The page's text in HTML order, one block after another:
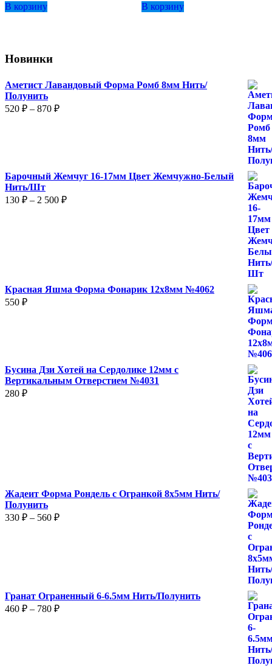
В корзину В корзину
Новинки
Аметист Лавандовый Форма Ромб 8мм Нить/
Полунить
520 ₽ – 870 ₽Диапазон
Барочный Жемчуг 16-17мм Цвет Жемчужно-Белый
Нить/Шт
130 ₽ – 2 500 ₽Диапазон
Красная Яшма Форма Фонарик 12x8мм №4062
550 ₽
Бусина Дзи Хотей на Сердолике 12мм с
Вертикальным Отверстием №4031
280 ₽
Жадеит Форма Рондель с Огранкой 8х5мм Нить/
Полунить
330 ₽ – 560 ₽Диапазон
Гранат Ограненный 6-6.5мм Нить/Полунить
460 ₽ – 780 ₽Диапазон